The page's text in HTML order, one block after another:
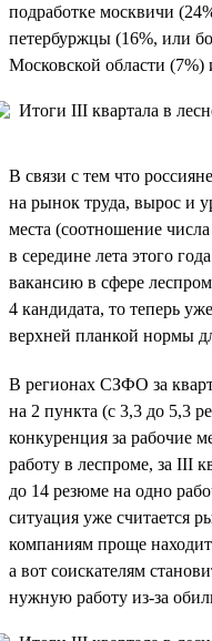
подработке москвичи
петербуржцы (16%, или
Московской области (7%)
В связи с тем что
на рынок труда, вырос и
места (соотношение
в середине лета этого
вакансию в сфере
4 кандидата, то теперь
верхней планкой нормы
В регионах СЗФО за
на 2 пункта (с 3,3 до 5,3
конкуренция за рабочие
работу в леспроме, за III
до 14 резюме на одно
ситуация уже считается
компаниям проще
а вот соискателям
нужную работу из-за